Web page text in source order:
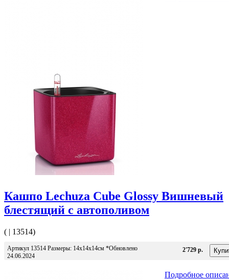
Кашпо Lechuza Cube Glossy Вишневый
блестящий с автополивом
( | 13514)
Артикул 13514 Размеры: 14x14x14см *Обновлено
24.06.2024
2'729 р.
Подробное